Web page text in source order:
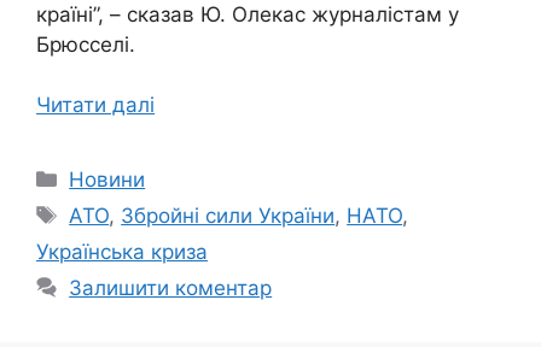
країні”, – сказав Ю. Олекас журналістам у
Брюсселі.
Читати далі
Категорії
Новини
Позначки
АТО, Збройні сили України, НАТО,
Українська криза
Залишити коментар